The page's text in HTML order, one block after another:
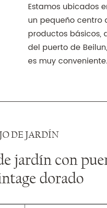
Estamos ubicados
un pequeño centro
productos básicos,
del puerto de
es muy conveniente.
DE JARDÍN
jardín con
dorado